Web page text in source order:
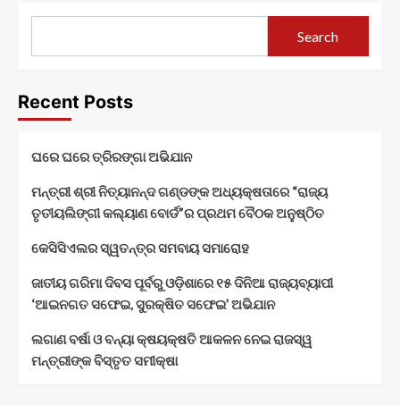
Search
Recent Posts
ଘରେ ଘରେ ତ୍ରିରଙ୍ଗା ଅଭିଯାନ
ମନ୍ତ୍ରୀ ଶ୍ରୀ ନିତ୍ୟାନନ୍ଦ ଗଣ୍ଡଙ୍କ ଅଧ୍ୟକ୍ଷତାରେ “ରାଜ୍ୟ
ତୃତୀୟଲିଙ୍ଗୀ କଲ୍ୟାଣ ବୋର୍ଡ”ର ପ୍ରଥମ ବୈଠକ ଅନୁଷ୍ଠିତ
କେସିସିଏଲର ସ୍ୱତନ୍ତ୍ର ସମବାୟ ସମାରୋହ
ଜାତୀୟ ଗରିମା ଦିବସ ପୂର୍ବରୁ ଓଡ଼ିଶାରେ ୧୫ ଦିନିଆ ରାଜ୍ୟବ୍ୟାପୀ
‘ଆଇନଗତ ସଫେଇ, ସୁରକ୍ଷିତ ସଫେଇ’ ଅଭିଯାନ
ଲଗାଣ ବର୍ଷା ଓ ବନ୍ୟା କ୍ଷୟକ୍ଷତି ଆକଳନ ନେଇ ରାଜସ୍ୱ
ମନ୍ତ୍ରୀଙ୍କ ବିସ୍ତୃତ ସମୀକ୍ଷା